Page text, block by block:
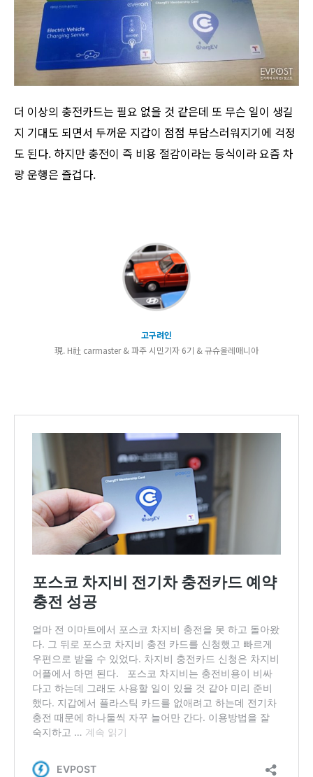
더 이상의 충전카드는 필요 없을 것 같은데 또 무슨 일이 생길
지 기대도 되면서 두꺼운 지갑이 점점 부담스러워지기에 걱정
도 된다. 하지만 충전이 즉 비용 절감이라는 등식이라 요즘 차
량 운행은 즐겁다.
고구려인
現. H社 carmaster & 파주 시민기자 6기 & 규슈올레매니아